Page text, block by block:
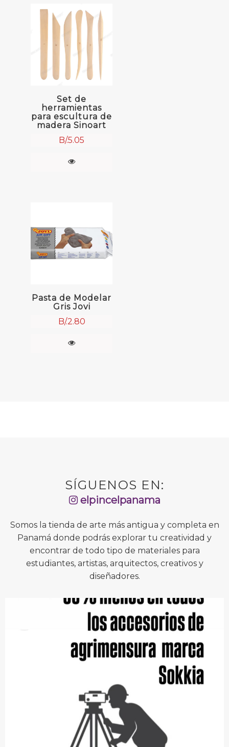
Set de
herramientas
para escultura de
madera Sinoart
B/.5.05
Pasta de Modelar
Gris Jovi
B/.2.80
SÍGUENOS EN:
elpincelpanama
Somos la tienda de arte más antigua y completa en
Panamá donde podrás explorar tu creatividad y
encontrar de todo tipo de materiales para
estudiantes, artistas, arquitectos, creativos y
diseñadores.